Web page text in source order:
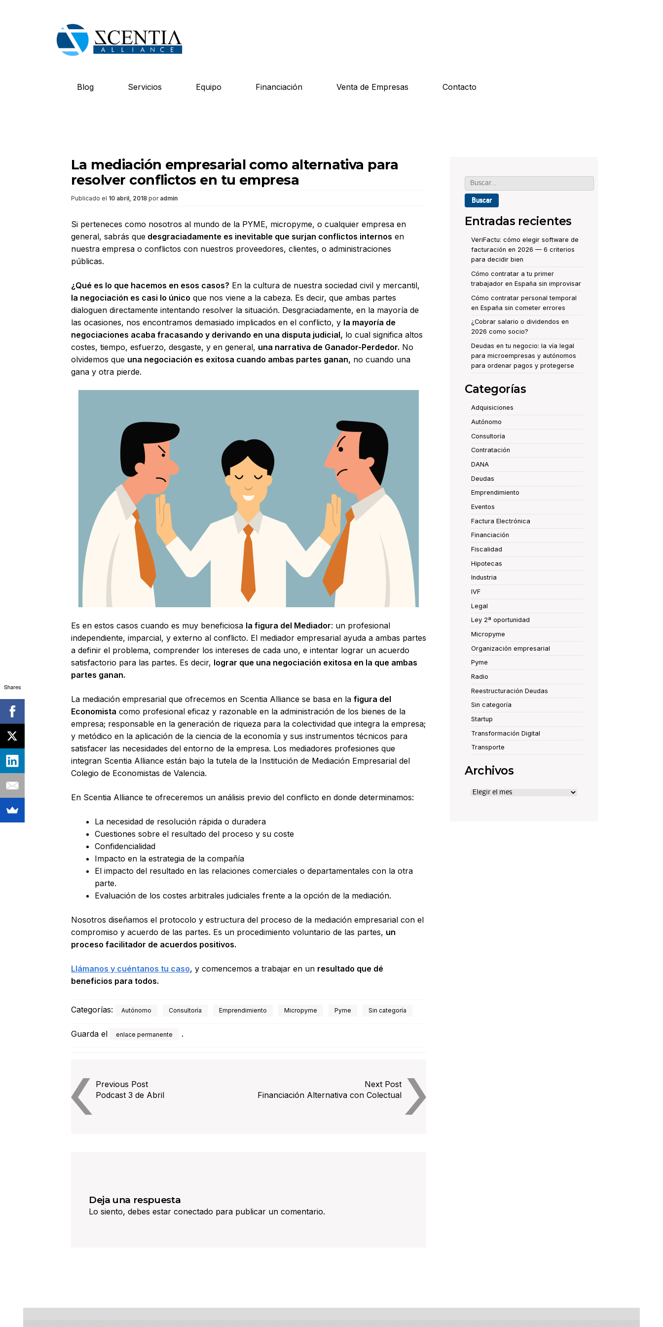
Blog Servicios Equipo Financiación Venta de Empresas Contacto
La mediación empresarial como alternativa para
resolver conflictos en tu empresa
Publicado el 10 abril, 2018 por admin
Si perteneces como nosotros al mundo de la PYME, micropyme, o cualquier empresa en
general, sabrás que desgraciadamente es inevitable que surjan conflictos internos en
nuestra empresa o conflictos con nuestros proveedores, clientes, o administraciones
públicas.
¿Qué es lo que hacemos en esos casos? En la cultura de nuestra sociedad civil y mercantil,
la negociación es casi lo único que nos viene a la cabeza. Es decir, que ambas partes
dialoguen directamente intentando resolver la situación. Desgraciadamente, en la mayoría de
las ocasiones, nos encontramos demasiado implicados en el conflicto, y la mayoría de
negociaciones acaba fracasando y derivando en una disputa judicial, lo cual significa altos
costes, tiempo, esfuerzo, desgaste, y en general, una narrativa de Ganador-Perdedor. No
olvidemos que una negociación es exitosa cuando ambas partes ganan, no cuando una
gana y otra pierde.
Es en estos casos cuando es muy beneficiosa la figura del Mediador: un profesional
independiente, imparcial, y externo al conflicto. El mediador empresarial ayuda a ambas partes
a definir el problema, comprender los intereses de cada uno, e intentar lograr un acuerdo
satisfactorio para las partes. Es decir, lograr que una negociación exitosa en la que ambas
partes ganan.
La mediación empresarial que ofrecemos en Scentia Alliance se basa en la figura del
Economista como profesional eficaz y razonable en la administración de los bienes de la
empresa; responsable en la generación de riqueza para la colectividad que integra la empresa;
y metódico en la aplicación de la ciencia de la economía y sus instrumentos técnicos para
satisfacer las necesidades del entorno de la empresa. Los mediadores profesiones que
integran Scentia Alliance están bajo la tutela de la Institución de Mediación Empresarial del
Colegio de Economistas de Valencia.
En Scentia Alliance te ofreceremos un análisis previo del conflicto en donde determinamos:
La necesidad de resolución rápida o duradera
Cuestiones sobre el resultado del proceso y su coste
Confidencialidad
Impacto en la estrategia de la compañía
El impacto del resultado en las relaciones comerciales o departamentales con la otra
parte.
Evaluación de los costes arbitrales judiciales frente a la opción de la mediación.
Nosotros diseñamos el protocolo y estructura del proceso de la mediación empresarial con el
compromiso y acuerdo de las partes. Es un procedimiento voluntario de las partes, un
proceso facilitador de acuerdos positivos.
Llámanos y cuéntanos tu caso, y comencemos a trabajar en un resultado que dé
beneficios para todos.
Categorías: Autónomo Consultoría Emprendimiento Micropyme Pyme Sin categoría
Guarda el enlace permanente .
Navegación
de
entradas
Previous Post
Podcast 3 de Abril
Next Post
Financiación Alternativa con Colectual
Deja una respuesta
Lo siento, debes estar conectado para publicar un comentario.
Buscar:
Entradas recientes
VeriFactu: cómo elegir software de
facturación en 2026 — 6 criterios
para decidir bien
Cómo contratar a tu primer
trabajador en España sin improvisar
Cómo contratar personal temporal
en España sin cometer errores
¿Cobrar salario o dividendos en
2026 como socio?
Deudas en tu negocio: la vía legal
para microempresas y autónomos
para ordenar pagos y protegerse
Categorías
Adquisiciones
Autónomo
Consultoría
Contratación
DANA
Deudas
Emprendimiento
Eventos
Factura Electrónica
Financiación
Fiscalidad
Hipotecas
Industria
IVF
Legal
Ley 2ª oportunidad
Micropyme
Organización empresarial
Pyme
Radio
Reestructuración Deudas
Sin categoría
Startup
Transformación Digital
Transporte
Archivos
Shares